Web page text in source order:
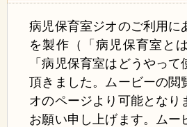
病児保育室ジオのご利用に
を製作（「病児保育室と
「病児保育室はどうやっ
頂きました。ムービーの閲
オのページより可能となり
お願い申し上げます。ムー